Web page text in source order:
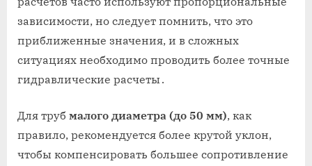
зависимости, но следует помнить, что это
приближенные значения, и в сложных
ситуациях необходимо проводить более точные
гидравлические расчеты․
Для труб малого диаметра (до 50 мм), как
правило, рекомендуется более крутой уклон,
чтобы компенсировать большее сопротивление